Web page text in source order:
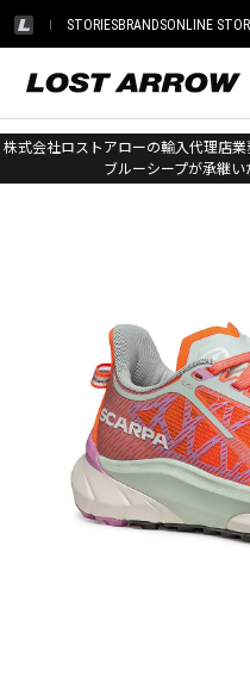
STORIESBRANDSONLINE
株式会社ロストアローの輸入代理店
ブルーシープが承継い
ホーム > スカルパ > トレイルラン